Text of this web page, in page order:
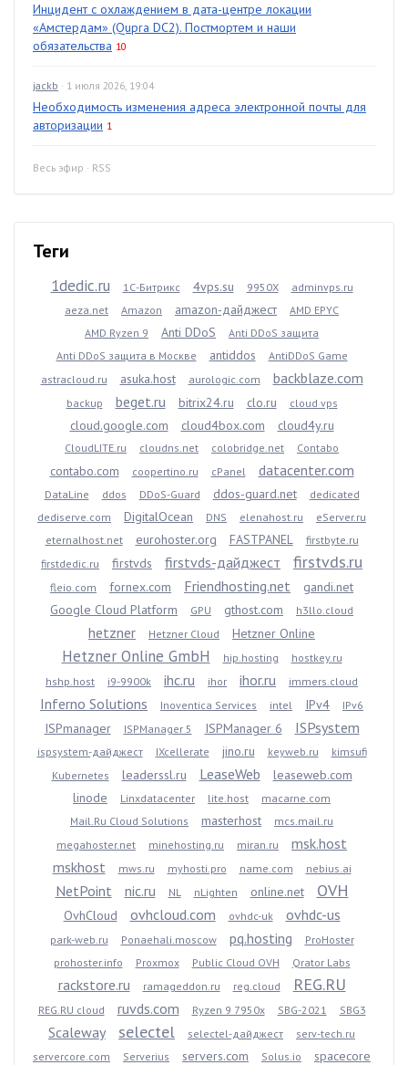
Инцидент с охлаждением в дата-центре локации
«Амстердам» (Qupra DC2). Постмортем и наши
обязательства 10
jackb · 1 июля 2026, 19:04
Необходимость изменения адреса электронной почты для
авторизации 1
Весь эфир · RSS
Теги
1dedic.ru 1С-Битрикс 4vps.su 9950X
adminvps.ru
aeza.net
Amazon amazon-дайджест
AMD EPYC
AMD Ryzen 9
Anti DDoS
Anti DDoS защита
Anti DDoS защита в Москве
antiddos
AntiDDoS Game
astracloud.ru
asuka.host aurologic.com backblaze.com
backup beget.ru bitrix24.ru clo.ru cloud vps
cloud.google.com cloud4box.com cloud4y.ru
CloudLITE.ru cloudns.net colobridge.net Contabo
contabo.com coopertino.ru cPanel datacenter.com
DataLine ddos DDoS-Guard ddos-guard.net
dedicated
dediserve.com
DigitalOcean DNS elenahost.ru
eServer.ru
eternalhost.net
eurohoster.org FASTPANEL
firstbyte.ru
firstdedic.ru
firstvds firstvds-дайджест firstvds.ru
fleio.com fornex.com Friendhosting.net
gandi.net
Google Cloud Platform
GPU gthost.com h3llo.cloud
hetzner Hetzner Cloud Hetzner Online
Hetzner Online GmbH hip.hosting
hostkey.ru
hshp.host
i9-9900k ihc.ru ihor ihor.ru immers.cloud
Inferno Solutions Inoventica Services intel IPv4 IPv6
ISPmanager ISPManager 5 ISPManager 6 ISPsystem
ispsystem-дайджест IXcellerate jino.ru keyweb.ru
kimsufi
Kubernetes
leaderssl.ru LeaseWeb
leaseweb.com
linode
Linxdatacenter lite.host
macarne.com
Mail.Ru Cloud Solutions
masterhost
mcs.mail.ru
megahoster.net
minehosting.ru miran.ru
msk.host
mskhost
mws.ru myhosti.pro name.com nebius.ai
NetPoint nic.ru NL nLighten online.net OVH
OvhCloud ovhcloud.com ovhdc-uk ovhdc-us
park-web.ru Ponaehali.moscow pq.hosting
ProHoster
prohoster.info
Proxmox Public Cloud OVH Qrator Labs
rackstore.ru ramageddon.ru reg.cloud REG.RU
REG.RU cloud ruvds.com Ryzen 9 7950x SBG-2021 SBG3
Scaleway selectel selectel-дайджест
serv-tech.ru
servercore.com
Serverius servers.com Solus.io spacecore